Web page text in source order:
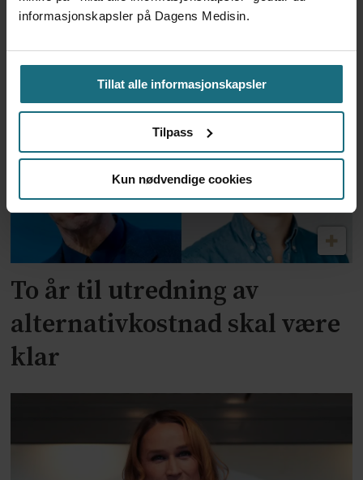
informasjonskapsler på Dagens Medisin.
Tillat alle informasjonskapsler
Tilpass
Kun nødvendige cookies
millionerstatning
To år til utredning av
alternativkostnad skal være
klar